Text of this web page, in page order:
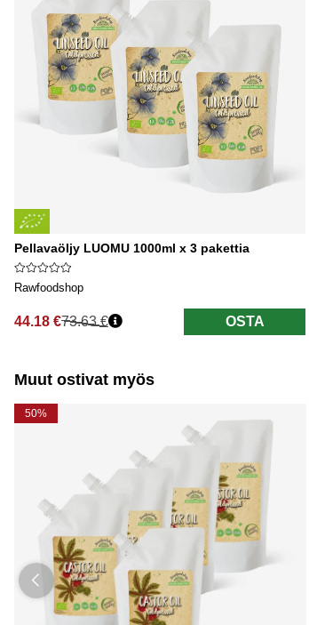
Pellavaöljy LUOMU 1000ml x 3 pakettia
Rawfoodshop
44.18 €
Normaali hinta
73.63 € OSTA
Muut ostivat myös
50%